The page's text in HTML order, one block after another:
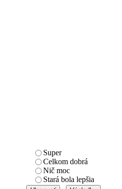
Super
Celkom dobrá
Nič moc
Stará bola lepšia